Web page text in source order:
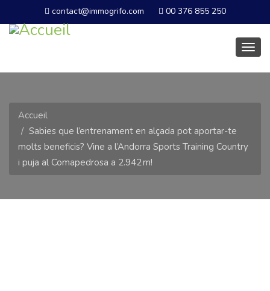
contact@immogrifo.com 00 376 855 250
Accueil
Sabies que l’entrenament en alçada pot aportar-te
molts beneficis? Vine a l’Andorra Sports Training Country
i puja al Comapedrosa a 2.942 m!